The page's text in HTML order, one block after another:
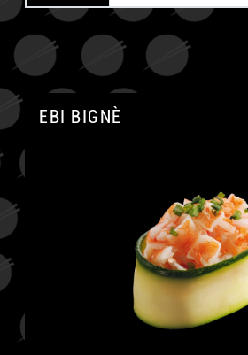
EBI BIGNÈ